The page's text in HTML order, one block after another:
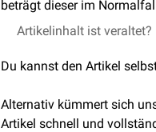
beträgt dieser im
Artikelinhalt ist veraltet?
Du kannst den Artikel
Alternativ kümmert sich
Artikel schnell und